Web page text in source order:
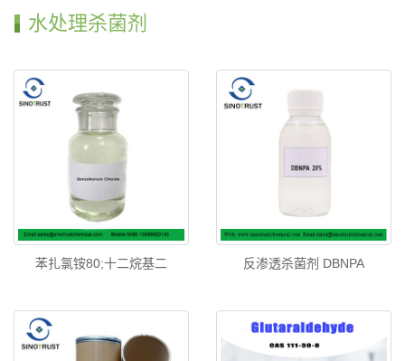
水处理杀菌剂
苯扎氯铵80;十二烷基二 反渗透杀菌剂 DBNPA